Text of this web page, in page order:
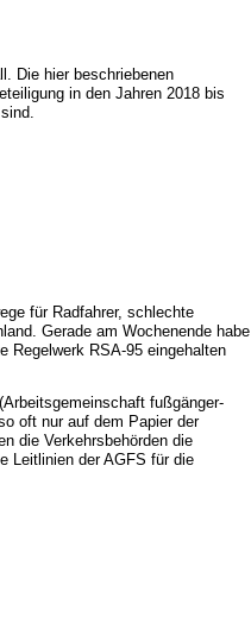
Die hier beschriebenen
in den Jahren 2018 bis
für Radfahrer, schlechte
Gerade am Wochenende habe
Regelwerk RSA-95 eingehalten
fußgänger-
oft nur auf dem Papier der
die Verkehrsbehörden die
Leitlinien der AGFS für die